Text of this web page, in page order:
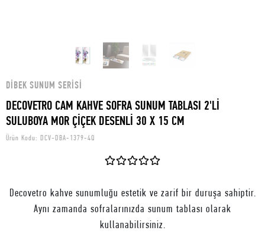
DIBEK SUNUM SERISI
DECOVETRO CAM KAHVE SOFRA SUNUM TABLASI 2'Lİ
SULUBOYA MOR ÇİÇEK DESENLİ 30 X 15 CM
Ürün Kodu: DCV-DBA-1379-4Q
Decovetro kahve sunumluğu estetik ve zarif bir duruşa sahiptir.
Aynı zamanda sofralarınızda sunum tablası olarak
kullanabilirsiniz.